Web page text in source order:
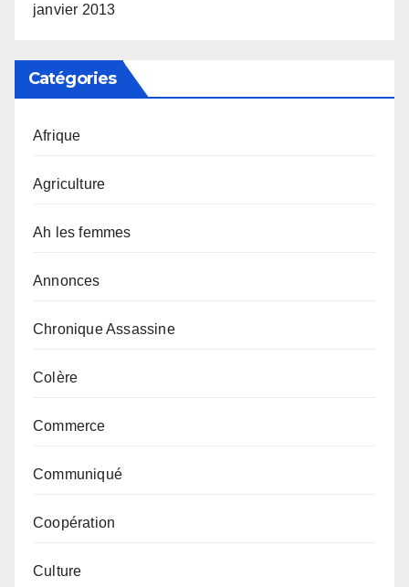
janvier 2013
Catégories
Afrique
Agriculture
Ah les femmes
Annonces
Chronique Assassine
Colère
Commerce
Communiqué
Coopération
Culture